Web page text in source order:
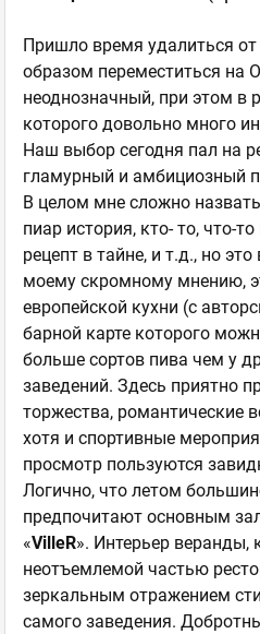
Пришло время удалиться
образом переместиться на
неоднозначный, при этом в
которого довольно много
Наш выбор сегодня пал на
гламурный и амбициозный
В целом мне сложно
пиар история, кто- то, что-
рецепт в тайне, и т.д., но
моему скромному мнению,
европейской кухни (с
барной карте которого
больше сортов пива чем у
заведений. Здесь приятно
торжества, романтические
хотя и спортивные
просмотр пользуются
Логично, что летом
предпочитают основным
«VilleR». Интерьер веранды,
неотъемлемой частью
зеркальным отражением
самого заведения.